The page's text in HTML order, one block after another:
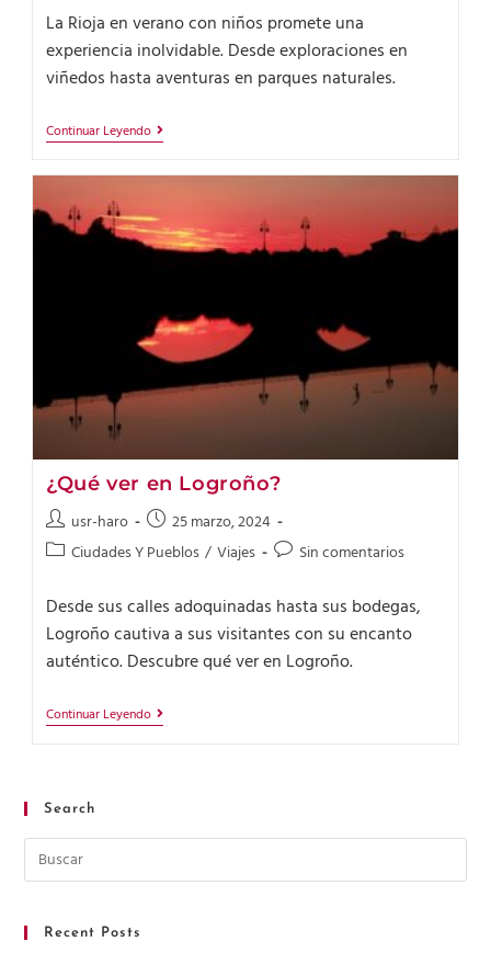
La Rioja en verano con niños promete una
experiencia inolvidable. Desde exploraciones en
viñedos hasta aventuras en parques naturales.
Continuar Leyendo
¿Qué ver en Logroño?
usr-haro
25 marzo, 2024
Ciudades Y Pueblos / Viajes Sin comentarios
Desde sus calles adoquinadas hasta sus bodegas,
Logroño cautiva a sus visitantes con su encanto
auténtico. Descubre qué ver en Logroño.
Continuar Leyendo
Search
Recent Posts